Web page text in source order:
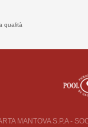
qualità
MANTOVA S.P.A -